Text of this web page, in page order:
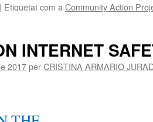
| Etiquetat com a Community Action
INTERNET
2017perCRISTINA ARMARIO